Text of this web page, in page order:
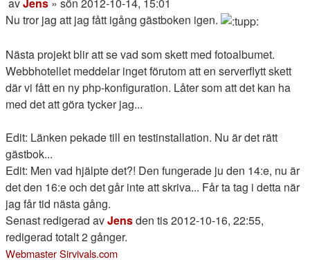
Inlägg
avJens » sön 2012-10-14, 15:01
Nu tror jag att jag fått igång gästboken igen.
Nästa projekt blir att se vad som skett med fotoalbumet.
Webbhotellet meddelar inget förutom att en serverflytt skett
där vi fått en ny php-konfiguration. Låter som att det kan ha
med det att göra tycker jag...
Edit: Länken pekade till en testinstallation. Nu är det rätt
gästbok...
Edit: Men vad hjälpte det?! Den fungerade ju den 14:e, nu är
det den 16:e och det går inte att skriva... Får ta tag i detta när
jag får tid nästa gång.
Senast redigerad avJensden tis 2012-10-16, 22:55,
redigerad totalt 2 gånger.
Webmaster Sirvivals.com